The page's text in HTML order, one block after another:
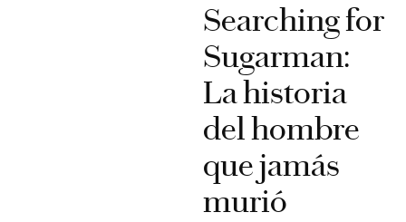
Searching for
Sugarman:
La historia
del hombre
que jamás
murió